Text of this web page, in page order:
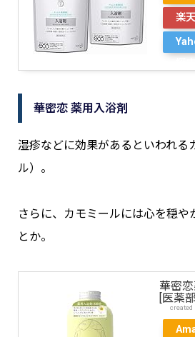
楽
華密恋 薬用入浴剤
湿疹などに効果があるといわれる
ル）。
さらに、カモミールには心を穏や
とか。
華密
[医薬
created